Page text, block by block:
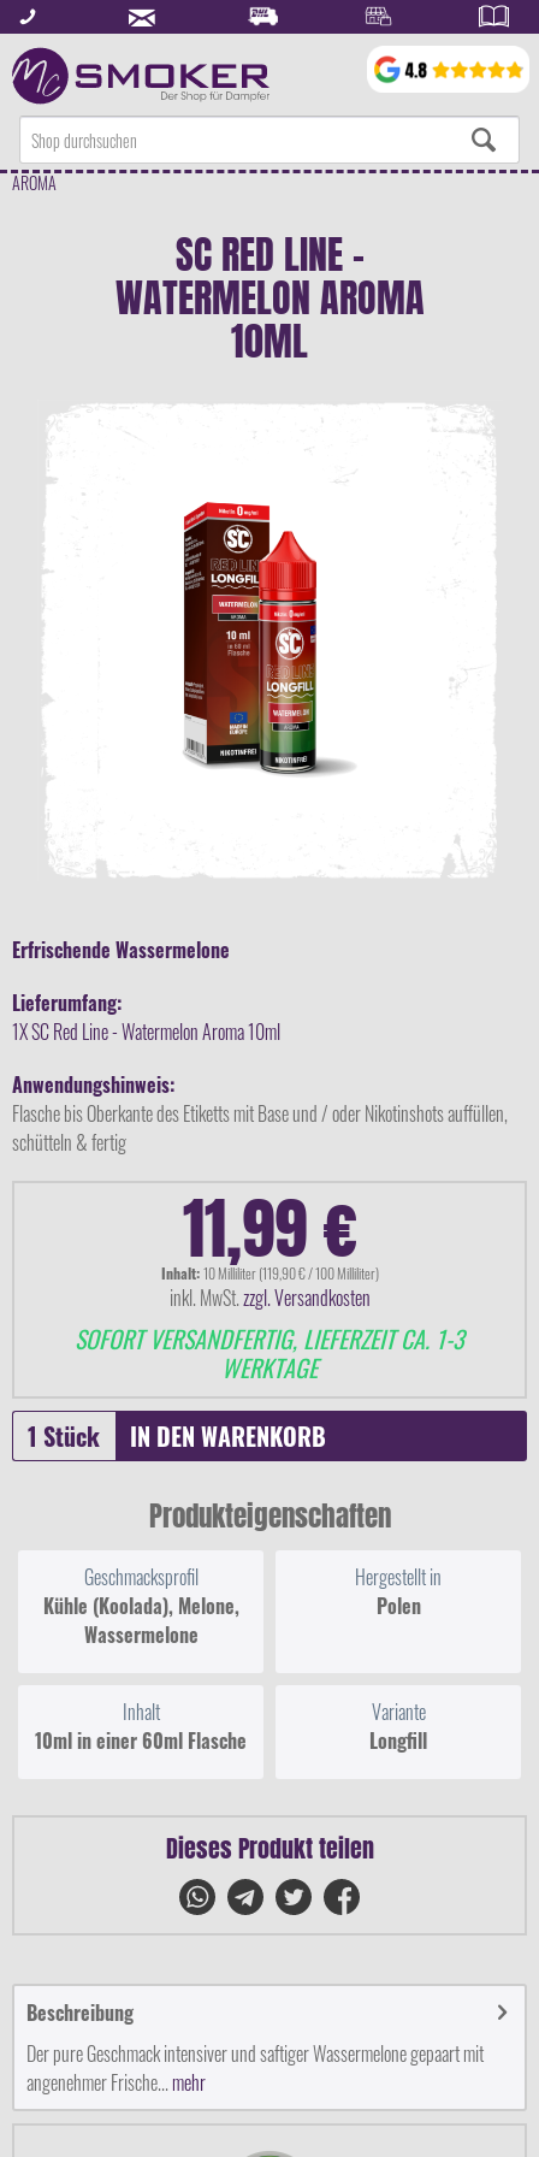
AROMA
SC RED LINE -
WATERMELON AROMA
10ML
Erfrischende Wassermelone
Lieferumfang:
1X SC Red Line - Watermelon Aroma 10ml
Anwendungshinweis:
Flasche bis Oberkante des Etiketts mit Base und / oder Nikotinshots auffüllen,
schütteln & fertig
11,99 €
Inhalt:10 Milliliter (119,90 € / 100 Milliliter)
inkl. MwSt.zzgl. Versandkosten
SOFORT VERSANDFERTIG, LIEFERZEIT CA. 1-3
WERKTAGE
IN DEN WARENKORB
Produkteigenschaften
Geschmacksprofil
Kühle (Koolada), Melone,
Wassermelone
Hergestellt in
Polen
Inhalt
10ml in einer 60ml Flasche
Variante
Longfill
Dieses Produkt teilen
Beschreibung
Der pure Geschmack intensiver und saftiger Wassermelone gepaart mit
angenehmer Frische...mehr